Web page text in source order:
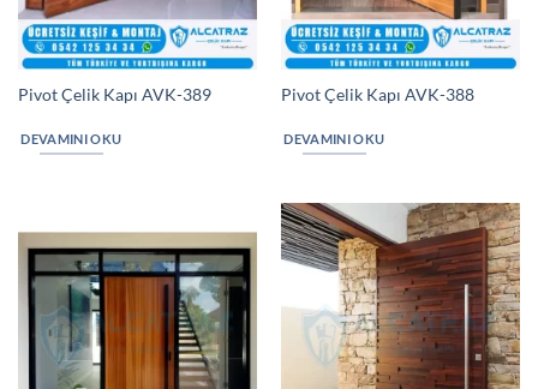
Pivot Çelik Kapı AVK-389
DEVAMINI OKU
Pivot Çelik Kapı AVK-388
DEVAMINI OKU